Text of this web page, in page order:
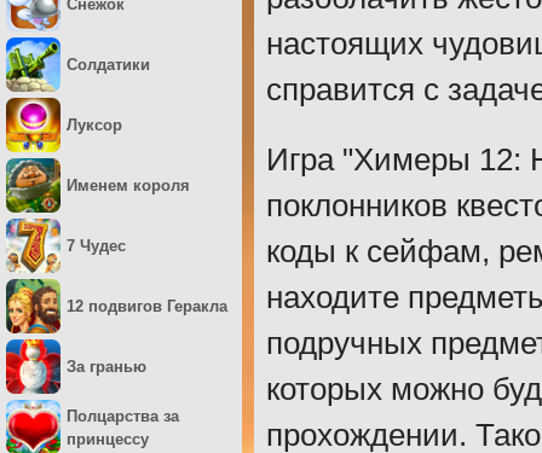
настоящих
справится с
Игра "Химеры 12:
поклонников
коды к сейфам,
находите
подручных
которых можно
прохождении.
Снежок
Солдатики
Луксор
Именем короля
7 Чудес
12 подвигов Геракла
За гранью
Полцарства за
принцессу